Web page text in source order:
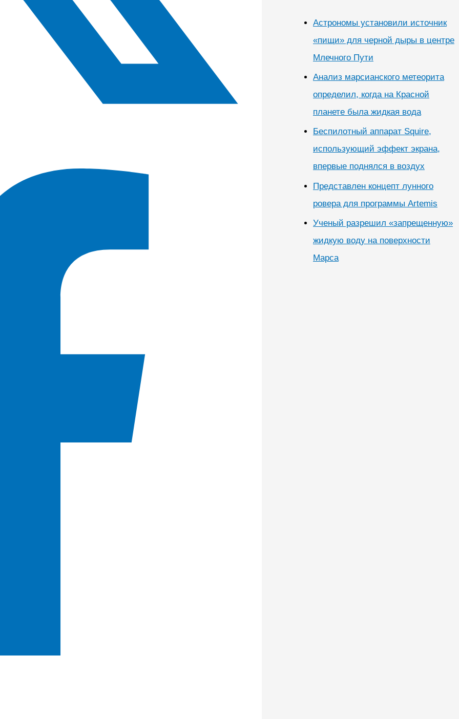
Астрономы установили источник
«пищи» для черной дыры в центре
Млечного Пути
Анализ марсианского метеорита
определил, когда на Красной
планете была жидкая вода
Беспилотный аппарат Squire,
использующий эффект экрана,
впервые поднялся в воздух
Представлен концепт лунного
ровера для программы Artemis
Ученый разрешил «запрещенную»
жидкую воду на поверхности
Марса